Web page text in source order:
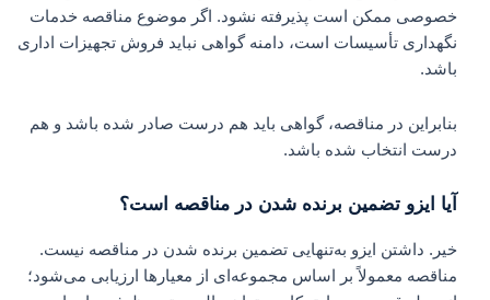
خصوصی ممکن است پذیرفته نشود. اگر موضوع مناقصه خدمات
نگهداری تأسیسات است، دامنه گواهی نباید فروش تجهیزات اداری
باشد.
بنابراین در مناقصه، گواهی باید هم درست صادر شده باشد و هم
درست انتخاب شده باشد.
آیا ایزو تضمین برنده شدن در مناقصه است؟
خیر. داشتن ایزو به‌تنهایی تضمین برنده شدن در مناقصه نیست.
مناقصه معمولاً بر اساس مجموعه‌ای از معیارها ارزیابی می‌شود؛